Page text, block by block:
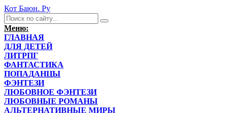
Кот Баюн. Ру
Меню:
ГЛАВНАЯ
ДЛЯ ДЕТЕЙ
ЛИТРПГ
ФАНТАСТИКА
ПОПАДАНЦЫ
ФЭНТЕЗИ
ЛЮБОВНОЕ ФЭНТЕЗИ
ЛЮБОВНЫЕ РОМАНЫ
АЛЬТЕРНАТИВНЫЕ МИРЫ